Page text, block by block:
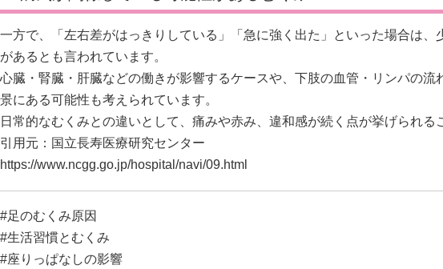
一方で、「左右差がはっきりしている」「急に強く出た」といった場合は、
があるとも言われています。
心臓・腎臓・肝臓などの働きが影響するケースや、下肢の血管・リンパの流
景にある可能性も考えられています。
日常的なむくみとの違いとして、痛みや赤み、違和感が続く点が挙げられる
引用元：国立長寿医療研究センター
https://www.ncgg.go.jp/hospital/navi/09.html
#足のむくみ原因
#生活習慣とむくみ
#座りっぱなしの影響